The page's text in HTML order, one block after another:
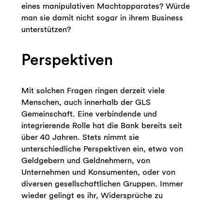
eines manipulativen Machtapparates? Würde
man sie damit nicht sogar in ihrem Business
unterstützen?
Perspektiven
Mit solchen Fragen ringen derzeit viele
Menschen, auch innerhalb der GLS
Gemeinschaft. Eine verbindende und
integrierende Rolle hat die Bank bereits seit
über 40 Jahren. Stets nimmt sie
unterschiedliche Perspektiven ein, etwa von
Geldgebern und Geldnehmern, von
Unternehmen und Konsumenten, oder von
diversen gesellschaftlichen Gruppen. Immer
wieder gelingt es ihr, Widersprüche zu